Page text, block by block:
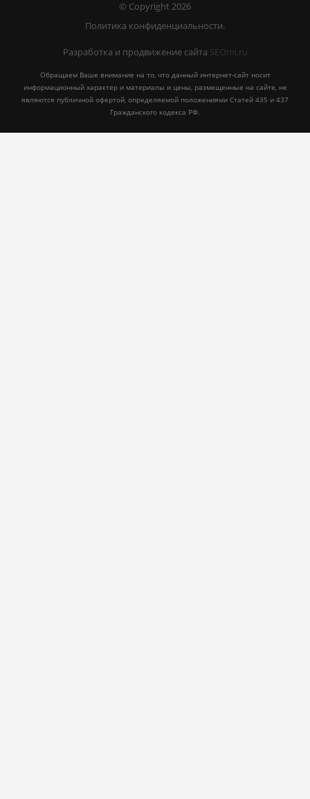
© Copyright 2026
Политика конфиденциальности.
Разработка и продвижение сайта SEOmi.ru
Обращаем Ваше внимание на то, что данный интернет-сайт носит
информационный характер и материалы и цены, размещенные на сайте, не
являются публичной офертой, определяемой положениями Статей 435 и 437
Гражданского кодекса РФ.